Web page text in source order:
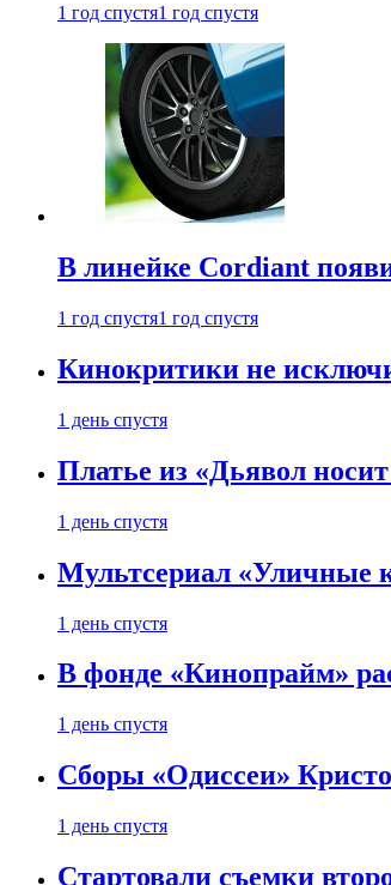
1 год спустя1 год спустя
В линейке Cordiant
1 год спустя1 год спустя
Кинокритики не
1 день спустя
Платье из «Дьявол
1 день спустя
Мультсериал «Уличные
1 день спустя
В фонде «Кинопрайм»
1 день спустя
Сборы «Одиссеи»
1 день спустя
Стартовали съемки